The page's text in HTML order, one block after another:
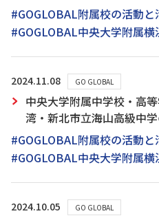
#GOGLOBAL附属校の活動と
#GOGLOBAL中央大学附属
2024.11.08 GO GLOBAL
中央大学附属中学校・高
湾・新北市立海山高級中
#GOGLOBAL附属校の活動と
#GOGLOBAL中央大学附属
2024.10.05 GO GLOBAL